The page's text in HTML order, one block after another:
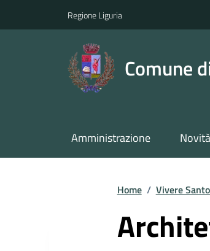
Regione Liguria
Comune
Amministrazione Novità
Home / Vivere